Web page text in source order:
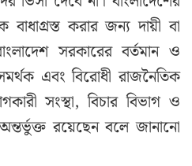
বাধাগ্রস্ত করার জন্য দায়ী বা
সরকারের বর্তমান ও
এবং বিরোধী রাজনৈতিক
সংস্থা, বিচার বিভাগ ও
অন্তর্ভুক্ত রয়েছেন বলে জানানো